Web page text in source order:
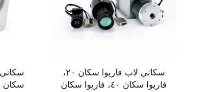
سكاني لاب فاريوا سكان ٢٠،
فاريوا سكان ٤٠، فاريوا سكان